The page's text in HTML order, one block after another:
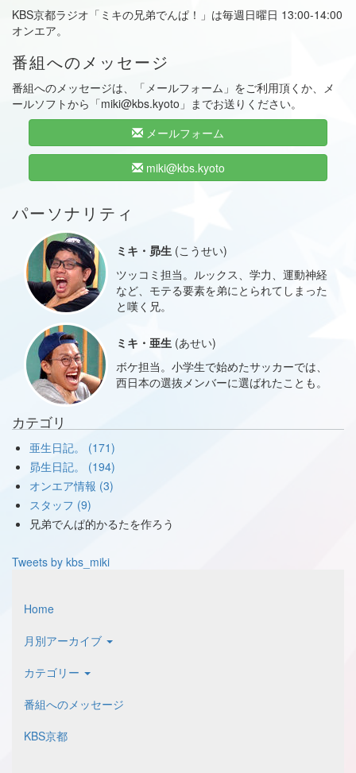
KBS京都ラジオ「ミキの兄弟でんぱ！」は毎週日曜日 13:00-14:00
オンエア。
番組へのメッセージ
番組へのメッセージは、「メールフォーム」をご利用頂くか、メ
ールソフトから「miki@kbs.kyoto」までお送りください。
メールフォーム
miki@kbs.kyoto
パーソナリティ
ミキ・昴生 (こうせい)
ツッコミ担当。ルックス、学力、運動神経
など、モテる要素を弟にとられてしまった
と嘆く兄。
ミキ・亜生 (あせい)
ボケ担当。小学生で始めたサッカーでは、
西日本の選抜メンバーに選ばれたことも。
カテゴリ
亜生日記。 (171)
昴生日記。 (194)
オンエア情報 (3)
スタッフ (9)
兄弟でんぱ的かるたを作ろう
Tweets by kbs_miki
Home
月別アーカイブ
カテゴリー
番組へのメッセージ
KBS京都